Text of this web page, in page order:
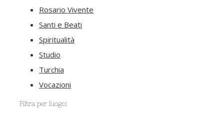
Rosario Vivente
Santi e Beati
Spiritualità
Studio
Turchia
Vocazioni
Filtra per luogo: